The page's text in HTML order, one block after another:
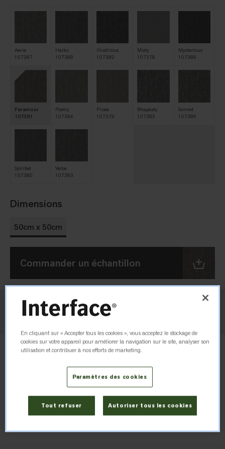
Aerie
107387
Haiku
107388
Illustrious
107382
Misty
107378
Mysterious
107389
Paramour
107381
Poetry
107384
Prose
107379
Rhapsody
107385
Sonnet
107386
Spirited
107380
Verse
107383
Dimensions
50cm x 50cm
Commander un échantillon
Vérifier le stock
En cliquant sur « Accepter tous les cookies », vous acceptez le stockage de
cookies sur votre appareil pour améliorer la navigation sur le site, analyser son
utilisation et contribuer à nos efforts de marketing.
Paramètres des cookies
Tout refuser Autoriser tous les cookies